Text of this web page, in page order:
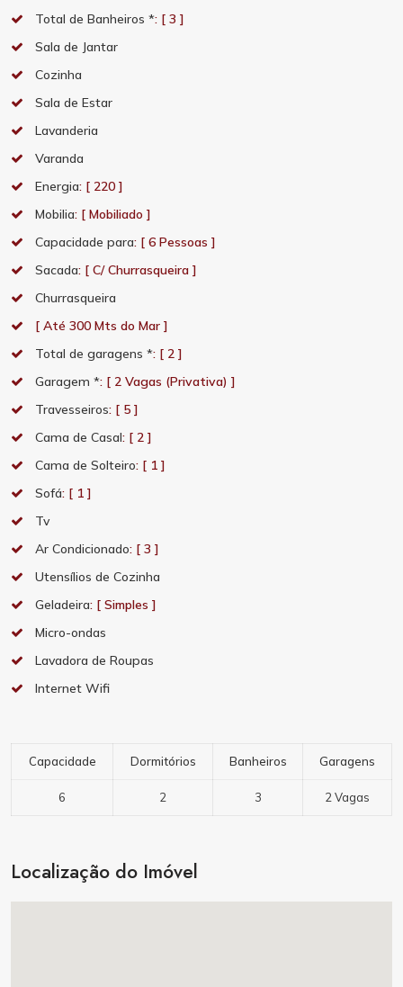
Total de Banheiros *: [ 3 ]
Sala de Jantar
Cozinha
Sala de Estar
Lavanderia
Varanda
Energia: [ 220 ]
Mobilia: [ Mobiliado ]
Capacidade para: [ 6 Pessoas ]
Sacada: [ C/ Churrasqueira ]
Churrasqueira
[ Até 300 Mts do Mar ]
Total de garagens *: [ 2 ]
Garagem *: [ 2 Vagas (Privativa) ]
Travesseiros: [ 5 ]
Cama de Casal: [ 2 ]
Cama de Solteiro: [ 1 ]
Sofá: [ 1 ]
Tv
Ar Condicionado: [ 3 ]
Utensílios de Cozinha
Geladeira: [ Simples ]
Micro-ondas
Lavadora de Roupas
Internet Wifi
Capacidade Dormitórios Banheiros Garagens
6 2 3 2 Vagas
Localização do Imóvel